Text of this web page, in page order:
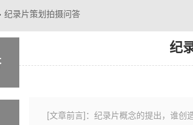
纪录片策划拍摄问答
纪
[文章前言]：纪录片概念的提出，谁创